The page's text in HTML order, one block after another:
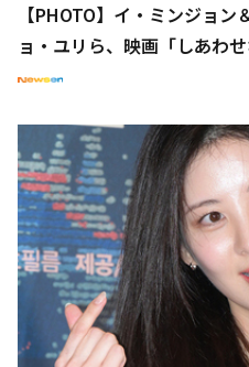
【PHOTO】イ・ミンジョ
ョ・ユリら、映画「しあわ